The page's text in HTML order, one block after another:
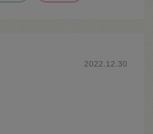
2022.12.30